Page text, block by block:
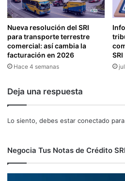
Nueva resolución del SRI
para transporte terrestre
comercial: así cambia la
facturación en 2026
Hace 4 semanas
SRI
Deja una respuesta
Lo siento, debes estar conectado
Negocia Tus Notas de Crédito SRI